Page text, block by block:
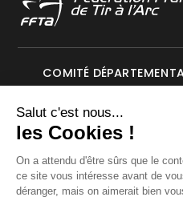
COMITÉ
Mentions légales
© Les Archers de Gémenos
Salut c'est nous...
les Cookies !
On a attendu d'être sûrs que le
ce site vous intéresse avant de
déranger, mais on aimerait bien